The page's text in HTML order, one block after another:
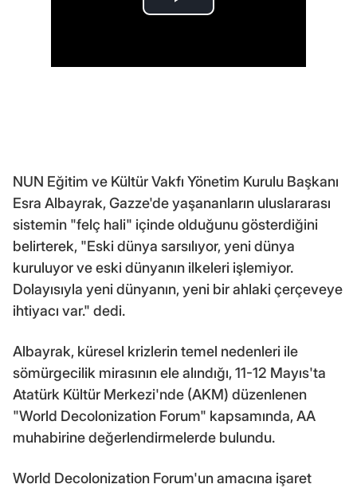
NUN Eğitim ve Kültür Vakfı Yönetim Kurulu Başkanı
Esra Albayrak, Gazze'de yaşananların uluslararası
sistemin "felç hali" içinde olduğunu gösterdiğini
belirterek, "Eski dünya sarsılıyor, yeni dünya
kuruluyor ve eski dünyanın ilkeleri işlemiyor.
Dolayısıyla yeni dünyanın, yeni bir ahlaki çerçeveye
ihtiyacı var." dedi.
Albayrak, küresel krizlerin temel nedenleri ile
sömürgecilik mirasının ele alındığı, 11-12 Mayıs'ta
Atatürk Kültür Merkezi'nde (AKM) düzenlenen
"World Decolonization Forum" kapsamında, AA
muhabirine değerlendirmelerde bulundu.
World Decolonization Forum'un amacına işaret